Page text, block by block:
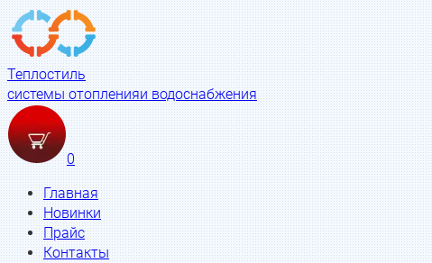
Теплостиль
системы отопленияи водоснабжения
0
Главная
Новинки
Прайс
Контакты